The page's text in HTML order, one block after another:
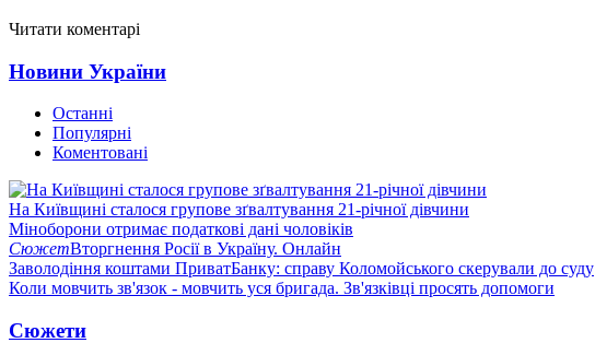
Читати коментарі
Новини України
Останні
Популярні
Коментовані
На Київщині сталося групове зґвалтування 21-річної дівчини
Міноборони отримає податкові дані чоловіків
СюжетВторгнення Росії в Україну. Онлайн
Заволодіння коштами ПриватБанку: справу Коломойського скерували до суду
Коли мовчить зв'язок - мовчить уся бригада. Зв'язківці просять допомоги
Сюжети